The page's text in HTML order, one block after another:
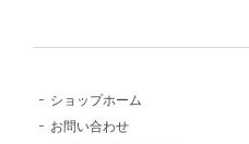
ショップホーム
お問い合わせ